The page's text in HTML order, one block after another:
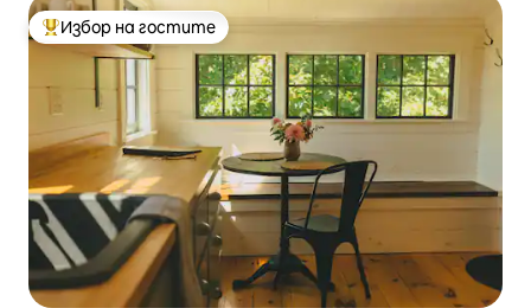
Най-популярен избор на гостите
Избор на гостите